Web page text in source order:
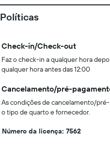
Políticas
Check-in/Check-out
Faz o check-in a qualquer hora
qualquer hora antes das 12:00
Cancelamento/pré-
As condições de cancelamento/
o tipo de quarto e fornecedor.
Número da licença: 7562